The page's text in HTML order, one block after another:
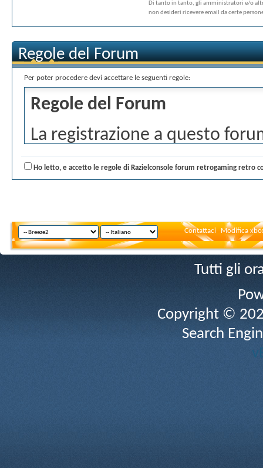
Di tanto in tanto, gli amministratori e/o
non desideri ricevere email da certe
Regole del Forum
Per poter procedere devi accettare le seguenti regole:
Regole del Forum
La registrazione a questo
regole esposte di seguito:
una tua opinione libera che
immediatamente segnalata
moderatori e lo staff di
discussioni che possono
o marchi registrati. Se
'Accetto' e premi il pulsante
registrazione, cliccaquiper
Ho letto, e accetto le regole di Razielconsole forum retrogaming retro
Contattaci Modifica
Tutti gli
Copyright ©
Search